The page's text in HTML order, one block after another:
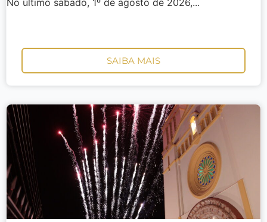
No último sábado, 1º de agosto de 2026,...
SAIBA MAIS